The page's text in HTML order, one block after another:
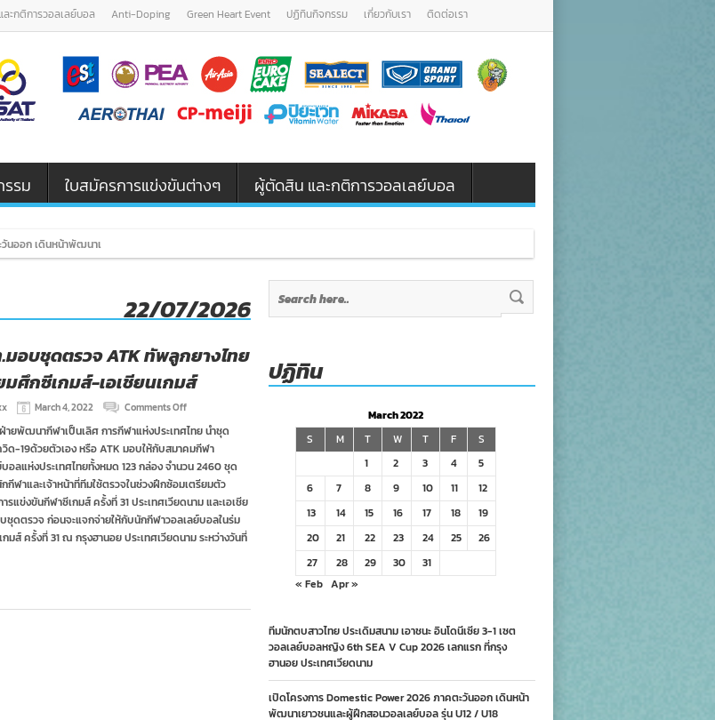
ะกติการวอลเลย์บอล Anti-Doping Green Heart Event ปฏิทินกิจกรรม เกี่ยวกับเรา ติดต่อเรา
รม ใบสมัครการแข่งขันต่างๆ ผู้ตัดสิน และกติการวอลเลย์บอล
นออก เดินหน้าพัฒนาเยาวชนและผู้ฝึกสอนวอลเลย์บอล รุ่น
22/07/2026
อบชุดตรวจ ATK ทัพลูกยางไทย
มศึกซีเกมส์-เอเชียนเกมส์
March 4, 2022 Comments Offon
ชุด
ตรวจ
ATK
ลูก
ยาง
ไทย
เตรียม
ายพัฒนากีฬาเป็นเลิศ การกีฬาแห่งประเทศไทย นำชุด
วิด-19ด้วยตัวเอง หรือ ATK มอบให้กับสมาคมกีฬา
อลแห่งประเทศไทยทั้งหมด 123 กล่อง จำนวน 2460 ชุด
กีฬาและเจ้าหน้าที่ทีมใช้ตรวจในช่วงฝึกซ้อมเตรียมตัว
รแข่งขันกีฬาซีเกมส์ ครั้งที่ 31 ประเทศเวียดนาม และเอเชีย
ชุดตรวจ ก่อนจะแจกจ่ายให้กับนักกีฬาวอลเลย์บอลในร่ม
ส์ ครั้งที่ 31 ณ กรุงฮานอย ประเทศเวียดนาม ระหว่างวันที่
ปฏิทิน
March 2022
S
M T W T F
S
1
2 3 4
5
6
7 8 9 10 11
12
13
14 15 16 17 18
19
20
21 22 23 24 25
26
27
28 29 30
31
« Feb Apr »
ทีมนักตบสาวไทย ประเดิมสนาม เอาชนะ อินโดนีเซีย 3-1 เซต
วอลเลย์บอลหญิง 6th SEA V Cup 2026 เลกแรก ที่กรุง
ฮานอย ประเทศเวียดนาม
เปิดโครงการ Domestic Power 2026 ภาคตะวันออก เดินหน้า
พัฒนาเยาวชนและผู้ฝึกสอนวอลเลย์บอล รุ่น U12 / U18